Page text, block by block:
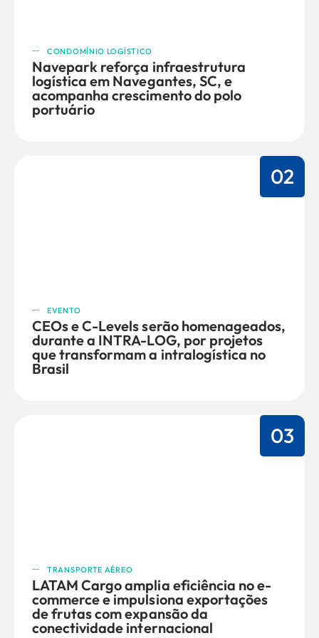
CONDOMÍNIO LOGÍSTICO
Navepark reforça infraestrutura
logística em Navegantes, SC, e
acompanha crescimento do polo
portuário
02
EVENTO
CEOs e C-Levels serão homenageados,
durante a INTRA-LOG, por projetos
que transformam a intralogística no
Brasil
03
TRANSPORTE AÉREO
LATAM Cargo amplia eficiência no e-
commerce e impulsiona exportações
de frutas com expansão da
conectividade internacional